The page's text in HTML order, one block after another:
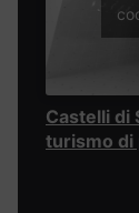
Castelli di
turismo di